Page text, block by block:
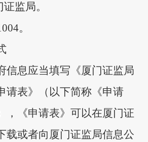
监局。
。
信息应当填写《厦门证监局
请表》（以下简称《申请
，《申请表》可以在厦门证
载或者向厦门证监局信息公